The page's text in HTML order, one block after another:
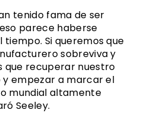
tenido fama de ser
parece haberse
Si queremos que
sobreviva y
que recuperar nuestro
y empezar a marcar el
mundial altamente
Seeley.